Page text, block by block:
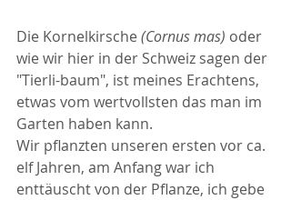
Die Kornelkirsche (Cornus mas) oder
wie wir hier in der Schweiz sagen der
"Tierli-baum", ist meines Erachtens,
etwas vom wertvollsten das man im
Garten haben kann.
Wir pflanzten unseren ersten vor ca.
elf Jahren, am Anfang war ich
enttäuscht von der Pflanze, ich gebe